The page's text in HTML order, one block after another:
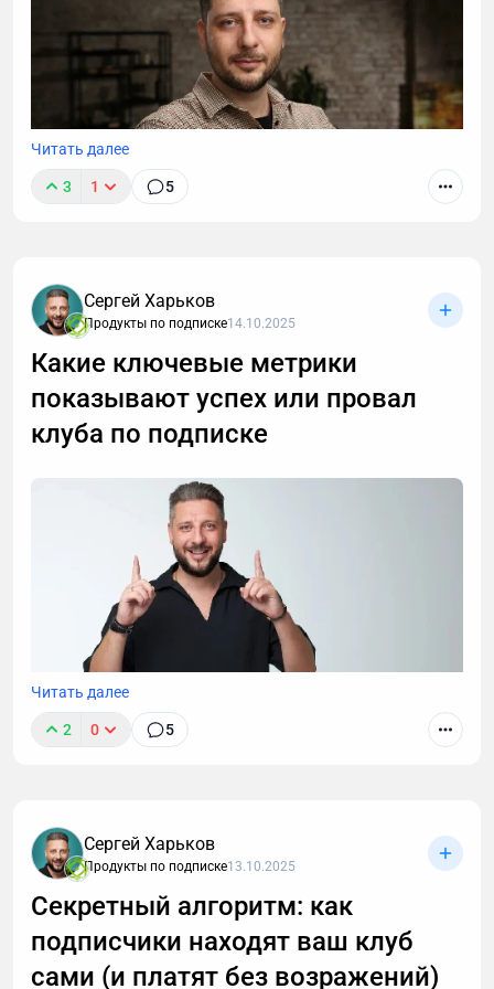
контент. Именно ради него люди оформляют
подписку, именно из-за него её продлевают. Но как
использовать контент для продажи подписчикам и
базе, а также для привлечения новых участников?
Читать далее
3 1 5
Сергей Харьков
Продукты по подписке14.10.2025
Какие ключевые метрики
показывают успех или провал
клуба по подписке
долгосрочным. Но какие метрики действительно
помогают понять, что с проектом всё хорошо?
Читать далее
2 0 5
Сергей Харьков
Продукты по подписке13.10.2025
Секретный алгоритм: как
подписчики находят ваш клуб
сами (и платят без возражений)